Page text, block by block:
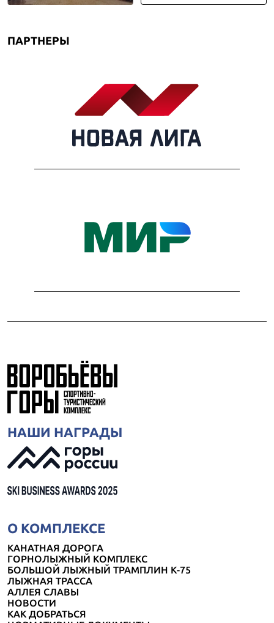
ПАРТНЕРЫ
НАШИ НАГРАДЫ
О КОМПЛЕКСЕ
КАНАТНАЯ ДОРОГА
ГОРНОЛЫЖНЫЙ КОМПЛЕКС
БОЛЬШОЙ ЛЫЖНЫЙ ТРАМПЛИН К-75
ЛЫЖНАЯ ТРАССА
АЛЛЕЯ СЛАВЫ
НОВОСТИ
КАК ДОБРАТЬСЯ